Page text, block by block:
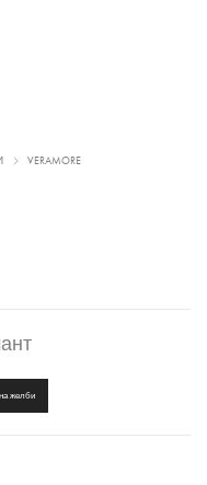
VERAMORE
желби